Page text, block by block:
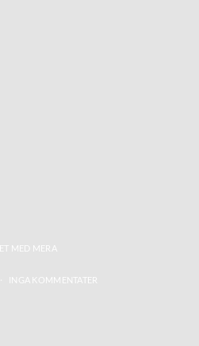
MED MERA
INGA KOMMENTATER